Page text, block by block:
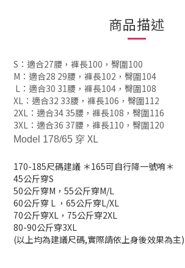
商品描述
S：適合27腰 ， 褲長100 ， 臀圍100
M：適合28 29腰 ， 褲長102 ， 臀圍104
L：適合30 31腰 ， 褲長104 ， 臀圍108
XL：適合32 33腰 ， 褲長106 ， 臀圍112
2XL：適合34 35腰 ， 褲長108 ， 臀圍116
3XL：適合36 37腰 ， 褲長110 ， 臀圍120
Model 178/65 穿 XL
170-185尺碼建議 ＊165可自行降一號唷＊
45公斤穿S
50公斤穿M， 55公斤穿M/L
60公斤穿 L ， 65公斤穿L/XL
70公斤穿XL， 75公斤穿2XL
80-90公斤穿3XL
(以上均為建議尺碼,實際請依上身後效果為主)